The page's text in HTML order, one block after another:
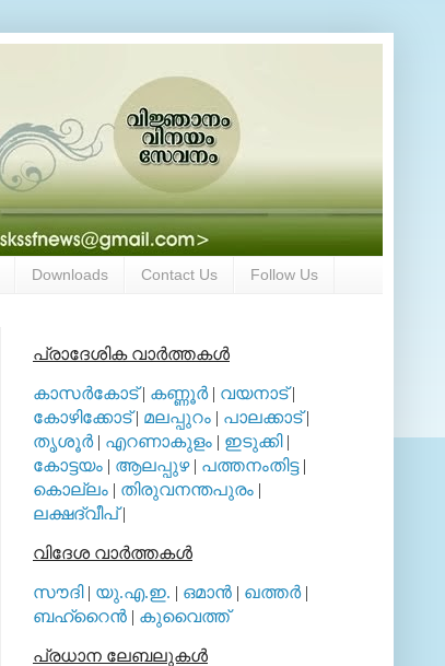
Downloads Contact Us Follow Us
പ്രാദേശിക വാര്‍ത്തകള്‍
കാസര്‍കോട്| കണ്ണൂര്‍| വയനാട്|
കോഴിക്കോട്| മലപ്പുറം | പാലക്കാട്|
തൃശൂര്‍| എറണാകുളം | ഇടുക്കി|
കോട്ടയം | ആലപ്പുഴ| പത്തനംതിട്ട|
കൊല്ലം | തിരുവനന്തപുരം |
ലക്ഷദ്വീപ്|
വിദേശ വാര്‍ത്തകള്‍
സൗദി| യു.എ.ഇ. | ഒമാന്‍ | ഖത്തര്‍|
ബഹ്റൈന്‍ | കുവൈത്ത്
പ്രധാന ലേബലുകള്‍